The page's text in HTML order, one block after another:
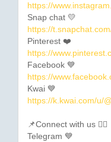
https://
Snap chat 💛
https://
Pinterest ❤️
https://
Facebook 💙
https://
Kwai 💙
https://k.kwai.com/u/
📌Connect with us 👇🏼
Telegram 💙